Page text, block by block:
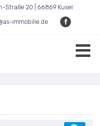
Straße 20 | 66869 Kusel
immobilie.de